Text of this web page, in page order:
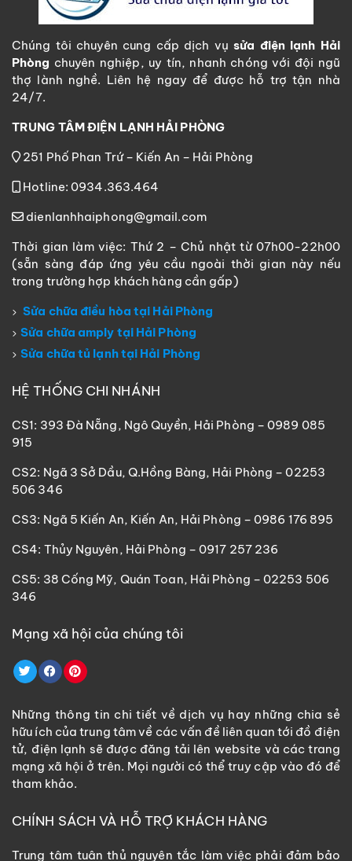
Chúng tôi chuyên cung cấp dịch vụsửa điện lạnh Hải
Phòng chuyên nghiệp, uy tín, nhanh chóng với đội ngũ
thợ lành nghề. Liên hệ ngay để được hỗ trợ tận nhà
24/7.
TRUNG TÂM ĐIỆN LẠNH HẢI PHÒNG
251 Phố Phan Trứ – Kiến An – Hải Phòng
Hotline: 0934.363.464
dienlanhhaiphong@gmail.com
Thời gian làm việc: Thứ 2 – Chủ nhật từ 07h00-22h00
(sẵn sàng đáp ứng yêu cầu ngoài thời gian này nếu
trong trường hợp khách hàng cần gấp)
Sửa chữa điều hòa tại Hải Phòng
Sửa chữa amply tại Hải Phòng
Sửa chữa tủ lạnh tại Hải Phòng
HỆ THỐNG CHI NHÁNH
CS1: 393 Đà Nẵng, Ngô Quyền, Hải Phòng – 0989 085
915
CS2: Ngã 3 Sở Dầu, Q.Hồng Bàng, Hải Phòng – 02253
506 346
CS3: Ngã 5 Kiến An, Kiến An, Hải Phòng – 0986 176 895
CS4: Thủy Nguyên, Hải Phòng – 0917 257 236
CS5: 38 Cống Mỹ, Quán Toan, Hải Phòng – 02253 506
346
Mạng xã hội của chúng tôi
Những thông tin chi tiết về dịch vụ hay những chia sẻ
hữu ích của trung tâm về các vấn đề liên quan tới đồ điện
tử, điện lạnh sẽ được đăng tải lên website và các trang
mạng xã hội ở trên. Mọi người có thể truy cập vào đó để
tham khảo.
CHÍNH SÁCH VÀ HỖ TRỢ KHÁCH HÀNG
Trung tâm tuân thủ nguyên tắc làm việc phải đảm bảo